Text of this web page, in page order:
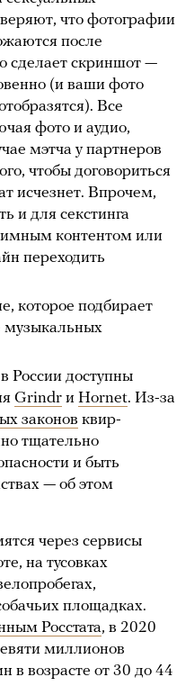
что фотографии
после
сделает скриншот —
(и ваши фото
Все
фото и аудио,
мэтча у партнеров
чтобы договориться
исчезнет. Впрочем,
и для секстинга
контентом или
переходить
которое подбирает
музыкальных
России доступны
Grindr и Hornet. Из-за
законов квир-
тщательно
и быть
— об этом
через сервисы
на тусовках
площадках.
Росстата, в 2020
миллионов
возрасте от 30 до 44